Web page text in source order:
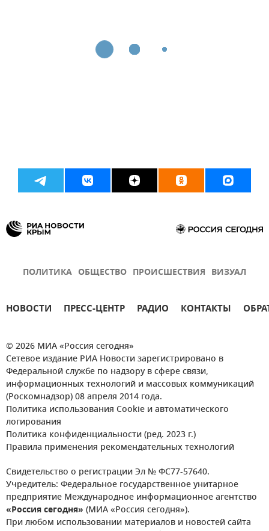
ПОЛИТИКА ОБЩЕСТВО ПРОИСШЕСТВИЯ ВИЗУАЛ
НОВОСТИ ПРЕСС-ЦЕНТР РАДИО КОНТАКТЫ
© 2026 МИА «Россия сегодня»
Сетевое издание РИА Новости зарегистрировано в
Федеральной службе по надзору в сфере связи,
информационных технологий и массовых коммуникаций
(Роскомнадзор) 08 апреля 2014 года.
Политика использования Cookie и автоматического
логирования
Политика конфиденциальности (ред. 2023 г.)
Правила применения рекомендательных технологий
Свидетельство о регистрации Эл № ФС77-57640.
Учредитель: Федеральное государственное унитарное
предприятие Международное информационное агентство
«Россия сегодня» (МИА «Россия сегодня»).
При любом использовании материалов и новостей сайта